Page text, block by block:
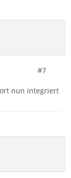
#7
nun integriert